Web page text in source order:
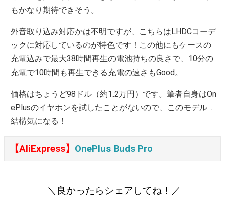
もかなり期待できそう。
外音取り込み対応かは不明ですが、こちらはLHDCコーデ
ックに対応しているのが特色です！この他にもケースの
充電込みで最大38時間再生の電池持ちの良さで、10分の
充電で10時間も再生できる充電の速さもGood。
価格はちょうど98ドル（約1.2万円）です。筆者自身はOn
ePlusのイヤホンを試したことがないので、このモデル…
結構気になる！
【AliExpress】 OnePlus Buds Pro
＼良かったらシェアしてね！／